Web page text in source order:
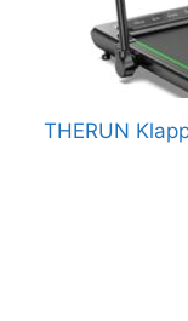
THERUN